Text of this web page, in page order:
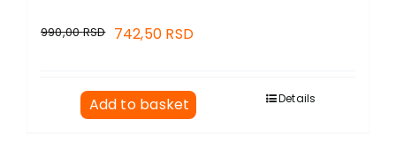
990,00RSD 742,50 RSD
Add to basket Details